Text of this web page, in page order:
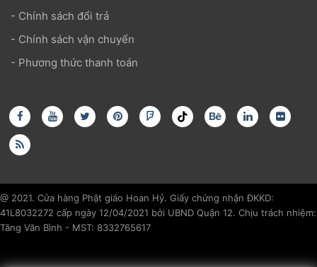
- Chính sách đổi trả
- Chính sách vận chuyển
- Phương thức thanh toán
@ 2021. Cửa hàng Phật giáo Hoan Hỷ. Giấy chứng nhận ĐKKD:
41L8032272 cấp ngày 12/04/2021 bởi UBND Quận 12. Chịu trách nhiệm:
Tăng Văn Bình - MST: 8332765617